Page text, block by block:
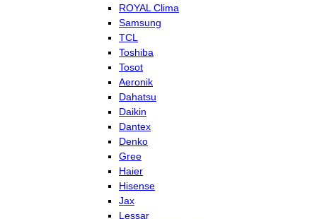
ROYAL Clima
Samsung
TCL
Toshiba
Tosot
Aeronik
Dahatsu
Daikin
Dantex
Denko
Gree
Haier
Hisense
Jax
Lessar